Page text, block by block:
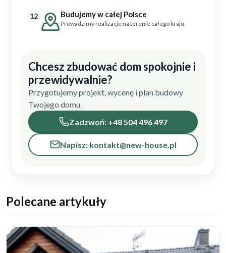
12 Budujemy w całej Polsce
Prowadzimy realizacje na terenie całego kraju.
Chcesz zbudować dom spokojnie i
przewidywalnie?
Przygotujemy projekt, wycenę i plan budowy
Twojego domu.
Zadzwoń: +48 504 496 497
Napisz: kontakt@new-house.pl
Polecane artykuły